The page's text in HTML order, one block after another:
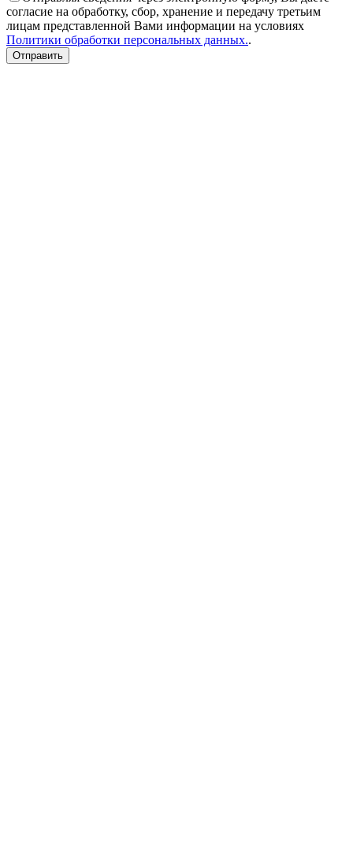
согласие на обработку, сбор, хранение и передачу третьим
лицам представленной Вами информации на условиях
Политики обработки персональных данных..